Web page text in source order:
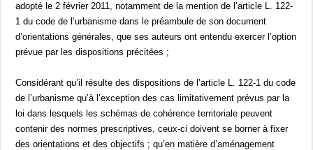
adopté le 2 février 2011, notamment de la mention de l’article L. 122-
1 du code de l’urbanisme dans le préambule de son document
d’orientations générales, que ses auteurs ont entendu exercer l’option
prévue par les dispositions précitées ;
Considérant qu’il résulte des dispositions de l’article L. 122-1 du code
de l’urbanisme qu’à l’exception des cas limitativement prévus par la
loi dans lesquels les schémas de cohérence territoriale peuvent
contenir des normes prescriptives, ceux-ci doivent se borner à fixer
des orientations et des objectifs ; qu’en matière d’aménagement